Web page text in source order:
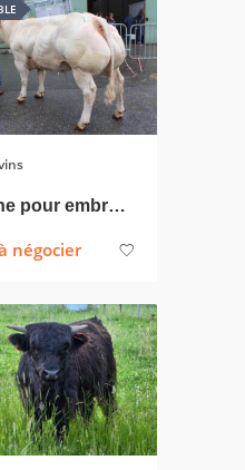
Vache pour embryons
négocier